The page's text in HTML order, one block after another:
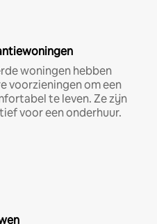
woningen hebben
voorzieningen om een
te leven. Ze zijn
voor een onderhuur.